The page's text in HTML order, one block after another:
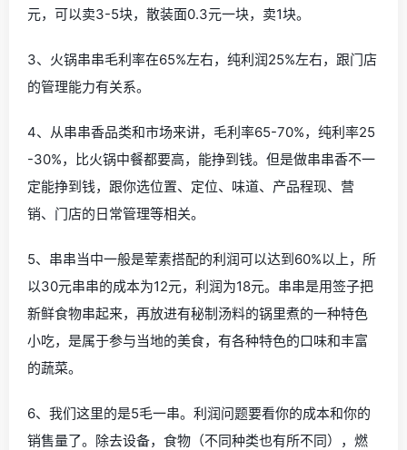
元，可以卖3-5块，散装面0.3元一块，卖1块。
3、火锅串串毛利率在65%左右，纯利润25%左右，跟门店
的管理能力有关系。
4、从串串香品类和市场来讲，毛利率65-70%，纯利率25
-30%，比火锅中餐都要高，能挣到钱。但是做串串香不一
定能挣到钱，跟你选位置、定位、味道、产品程现、营
销、门店的日常管理等相关。
5、串串当中一般是荤素搭配的利润可以达到60%以上，所
以30元串串的成本为12元，利润为18元。串串是用签子把
新鲜食物串起来，再放进有秘制汤料的锅里煮的一种特色
小吃，是属于参与当地的美食，有各种特色的口味和丰富
的蔬菜。
6、我们这里的是5毛一串。利润问题要看你的成本和你的
销售量了。除去设备，食物（不同种类也有所不同），燃